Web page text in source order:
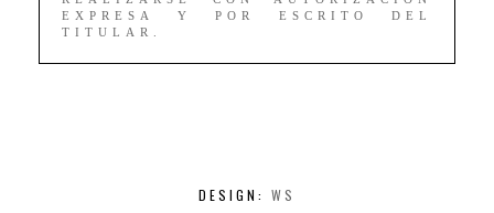
EXPRESA Y POR ESCRITO DEL
TITULAR.
DESIGN: WS